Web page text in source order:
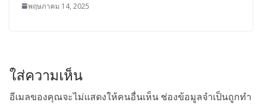
พฤษภาคม 14, 2025
ใส่ความเห็น
อีเมลของคุณจะไม่แสดงให้คนอื่นเห็น ช่องข้อมูลจำเป็นถูกทำ